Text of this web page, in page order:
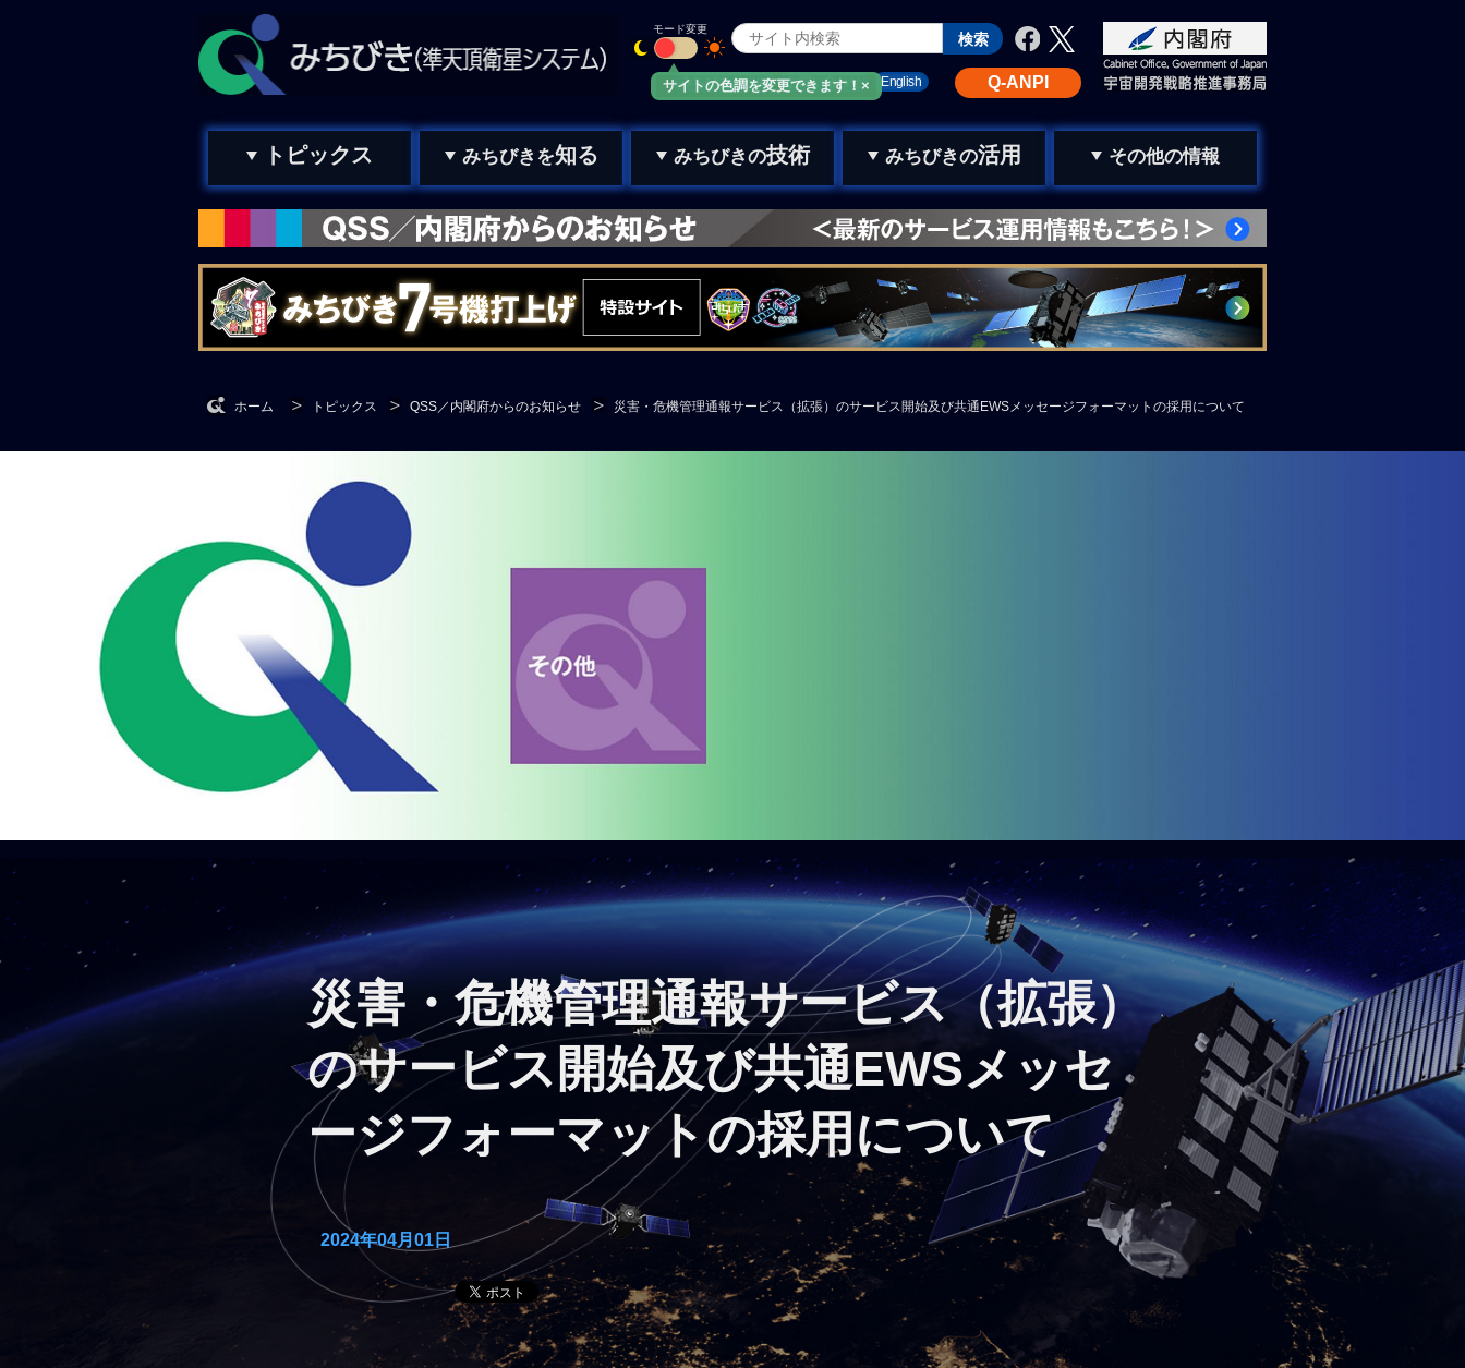
サイトの色調を変更できます！×
モード変更
Q-ANPI
English
お問い合わせ
みちびきメール
トピックス みちびきを知る みちびきの技術 みちびきの活用 その他の情報
ホーム トピックス QSS／内閣府からのお知らせ 災害・危機管理通報サービス（拡張）のサービス開始及び共通EWSメッセージフォーマットの採用について
災害・危機管理通報サービス（拡張）
のサービス開始及び共通EWSメッセ
ージフォーマットの採用について
2024年04月01日